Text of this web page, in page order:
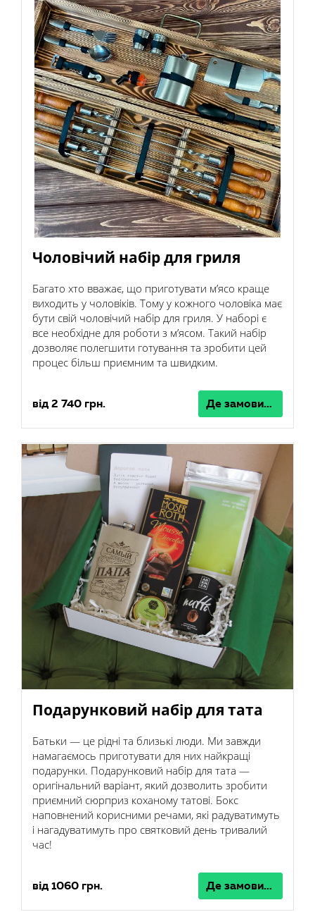
Чоловічий набір для гриля
Багато хто вважає, що приготувати м’ясо краще
виходить у чоловіків. Тому у кожного чоловіка має
бути свій чоловічий набір для гриля. У наборі є
все необхідне для роботи з м’ясом. Такий набір
дозволяє полегшити готування та зробити цей
процес більш приємним та швидким.
від 2 740 грн. Де замовити
Подарунковий набір для тата
Батьки — це рідні та близькі люди. Ми завжди
намагаємось приготувати для них найкращі
подарунки. Подарунковий набір для тата —
оригінальний варіант, який дозволить зробити
приємний сюрприз коханому татові. Бокс
наповнений корисними речами, які радуватимуть
і нагадуватимуть про святковий день тривалий
час!
від 1060 грн. Де замовити